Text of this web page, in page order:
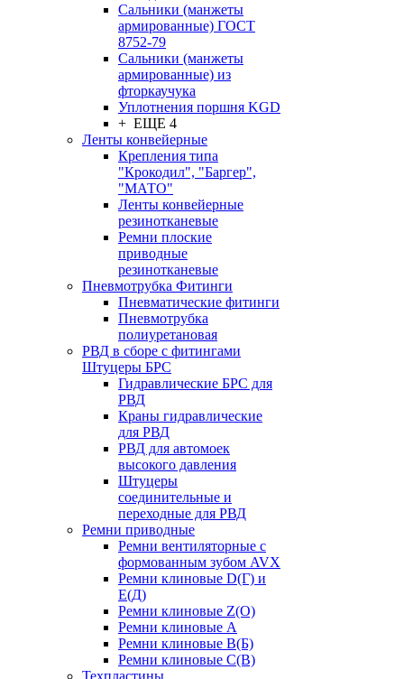
Сальники (манжеты
армированные) ГОСТ
8752-79
Сальники (манжеты
армированные) из
фторкаучука
Уплотнения поршня KGD
+ ЕЩЕ 4
Ленты конвейерные
Крепления типа
"Крокодил", "Баргер",
"МАТО"
Ленты конвейерные
резинотканевые
Ремни плоские
приводные
резинотканевые
Пневмотрубка Фитинги
Пневматические фитинги
Пневмотрубка
полиуретановая
РВД в сборе с фитингами
Штуцеры БРС
Гидравлические БРС для
РВД
Краны гидравлические
для РВД
РВД для автомоек
высокого давления
Штуцеры
соединительные и
переходные для РВД
Ремни приводные
Ремни вентиляторные с
формованным зубом AVX
Ремни клиновые D(Г) и
Е(Д)
Ремни клиновые Z(О)
Ремни клиновые А
Ремни клиновые В(Б)
Ремни клиновые С(В)
Техпластины